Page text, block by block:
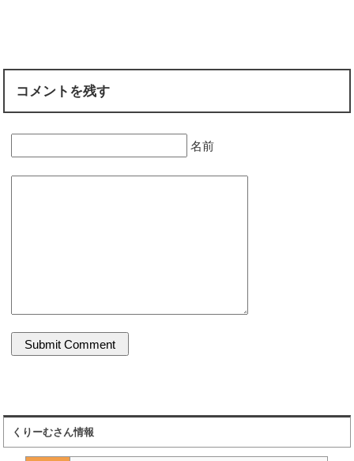
コメントを残す
名前
くりーむさん情報